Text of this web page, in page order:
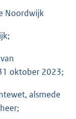
Noordwijk
oktober 2023;
alsmede